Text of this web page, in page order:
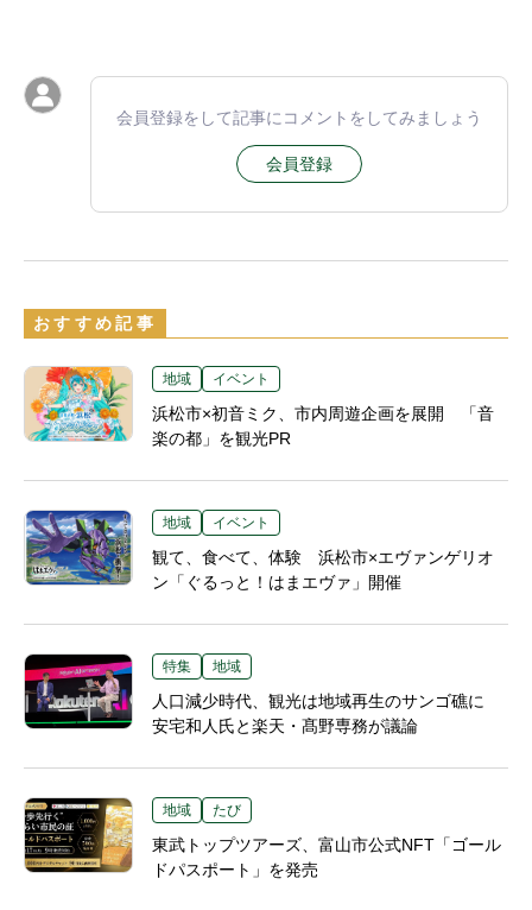
会員登録をして記事にコメントをしてみましょう
会員登録
おすすめ記事
地域 イベント
浜松市×初音ミク、市内周遊企画を展開 「音
楽の都」を観光PR
地域 イベント
観て、食べて、体験 浜松市×エヴァンゲリオ
ン「ぐるっと！はまエヴァ」開催
特集 地域
人口減少時代、観光は地域再生のサンゴ礁に
安宅和人氏と楽天・髙野専務が議論
地域 たび
東武トップツアーズ、富山市公式NFT「ゴール
ドパスポート」を発売